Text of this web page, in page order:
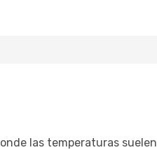
las temperaturas suelen